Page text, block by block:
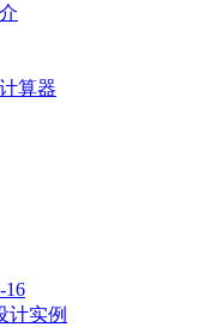
算器
16
计实例